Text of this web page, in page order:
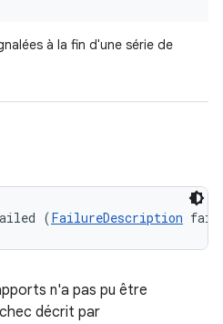
à la fin d'une série de
(FailureDescription
n'a pas pu être
décrit par